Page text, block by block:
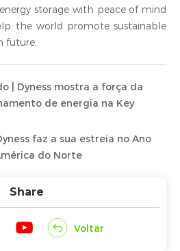
storage with peace of mind
the world promote sustainable
future.
| Dyness mostra a força da
de energia na Key
faz a sua estreia no Ano
do Norte
Share
Voltar